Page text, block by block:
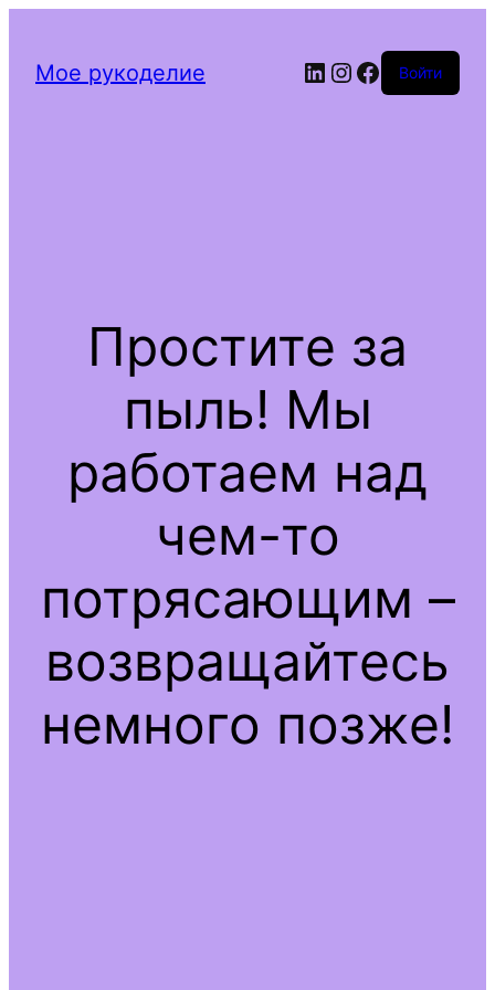
Мое рукоделие Войти
Простите за
пыль! Мы
работаем над
чем-то
потрясающим –
возвращайтесь
немного позже!